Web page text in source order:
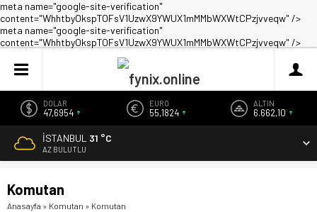
meta name="google-site-verification"
content="WhhtbyOkspTOFsV1UzwX9YWUX1mMMbWXWtCPzjvveqw" />
meta name="google-site-verification"
content="WhhtbyOkspTOFsV1UzwX9YWUX1mMMbWXWtCPzjvveqw" />
DOLAR
47,6954
EURO
55,1824
ALTIN
6.662,10
İSTANBUL 31 °C
AZ BULUTLU
Komutan
Anasayfa » Komutan » Komutan